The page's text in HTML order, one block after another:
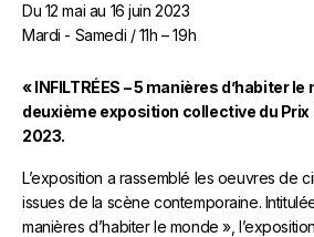
Du 12 mai au 16 juin 2023
Mardi - Samedi / 11h – 19h
« INFILTRÉES – 5 manières d’habiter
deuxième exposition collective du
2023.
L’exposition a rassemblé les oeuvres de
issues de la scène contemporaine.
manières d’habiter le monde »,